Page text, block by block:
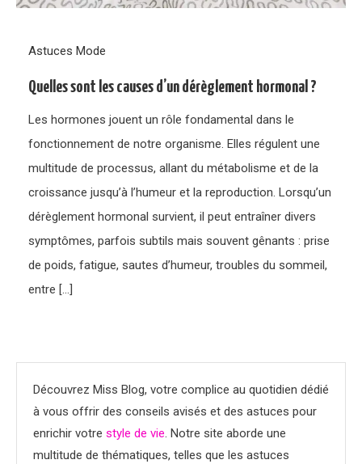
Astuces Mode
Quelles sont les causes d’un dérèglement hormonal ?
Les hormones jouent un rôle fondamental dans le
fonctionnement de notre organisme. Elles régulent une
multitude de processus, allant du métabolisme et de la
croissance jusqu’à l’humeur et la reproduction. Lorsqu’un
dérèglement hormonal survient, il peut entraîner divers
symptômes, parfois subtils mais souvent gênants : prise
de poids, fatigue, sautes d’humeur, troubles du sommeil,
entre […]
Découvrez Miss Blog, votre complice au quotidien dédié
à vous offrir des conseils avisés et des astuces pour
enrichir votre style de vie. Notre site aborde une
multitude de thématiques, telles que les astuces